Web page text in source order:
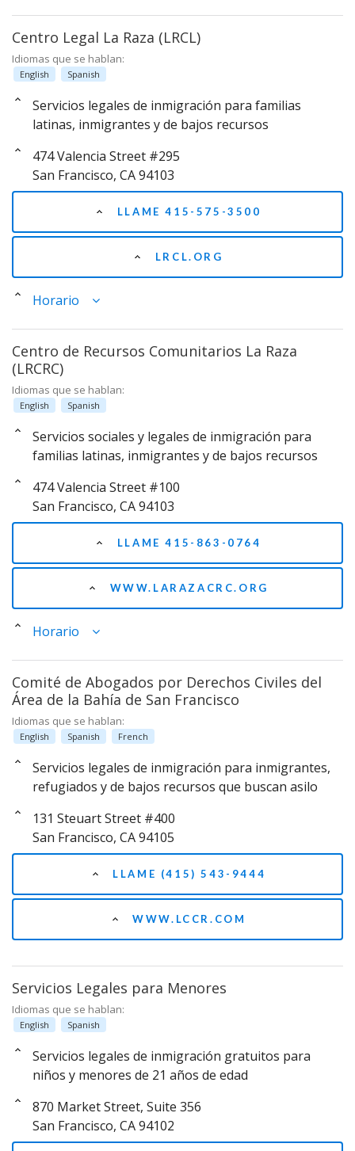
Centro Legal La Raza (LRCL)
Idiomas que se hablan:
English Spanish
Servicios legales de inmigración para familias
latinas, inmigrantes y de bajos recursos
474 Valencia Street #295
San Francisco, CA 94103
LLAME 415-575-3500
LRCL.ORG
Horario
Centro de Recursos Comunitarios La Raza
(LRCRC)
Idiomas que se hablan:
English Spanish
Servicios sociales y legales de inmigración para
familias latinas, inmigrantes y de bajos recursos
474 Valencia Street #100
San Francisco, CA 94103
LLAME 415-863-0764
WWW.LARAZACRC.ORG
Horario
Comité de Abogados por Derechos Civiles del
Área de la Bahía de San Francisco
Idiomas que se hablan:
English Spanish French
Servicios legales de inmigración para inmigrantes,
refugiados y de bajos recursos que buscan asilo
131 Steuart Street #400
San Francisco, CA 94105
LLAME (415) 543-9444
WWW.LCCR.COM
Servicios Legales para Menores
Idiomas que se hablan:
English Spanish
Servicios legales de inmigración gratuitos para
niños y menores de 21 años de edad
870 Market Street, Suite 356
San Francisco, CA 94102